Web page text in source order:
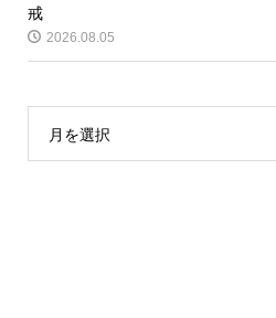
戒
2026.08.05
月を選択